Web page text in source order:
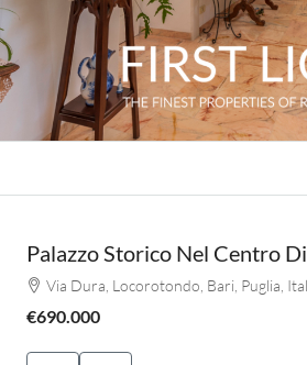
Palazzo Storico Nel Centro
Via Dura, Locorotondo, Bari, Puglia,
€690.000